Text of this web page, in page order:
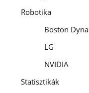
Robotika
Boston
LG
NVIDIA
Statisztikák